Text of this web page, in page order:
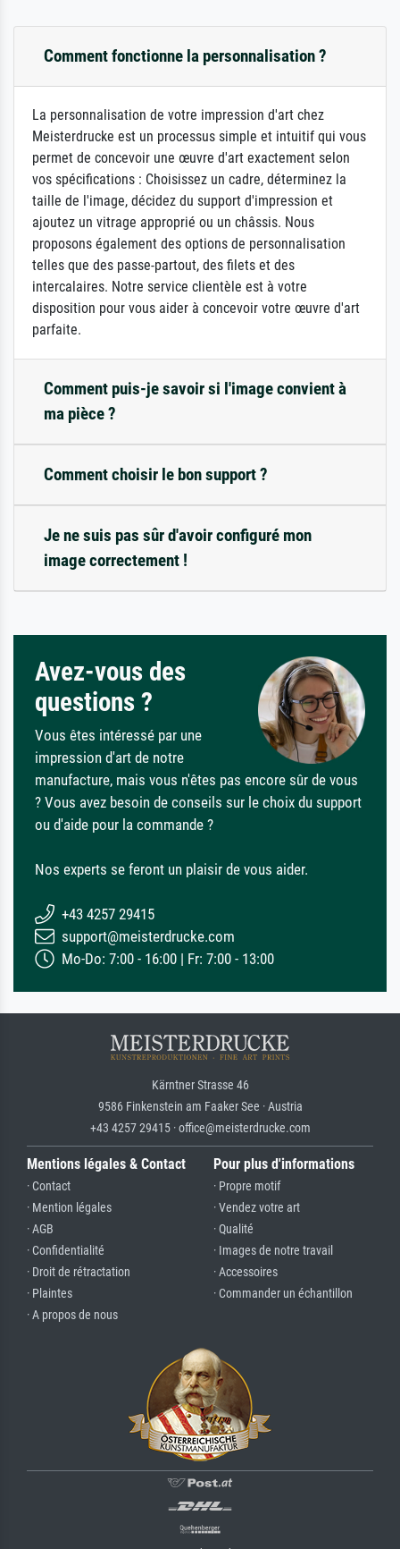
Comment fonctionne la personnalisation ?
La personnalisation de votre impression d'art chez
Meisterdrucke est un processus simple et intuitif qui vous
permet de concevoir une œuvre d'art exactement selon
vos spécifications : Choisissez un cadre, déterminez la
taille de l'image, décidez du support d'impression et
ajoutez un vitrage approprié ou un châssis. Nous
proposons également des options de personnalisation
telles que des passe-partout, des filets et des
intercalaires. Notre service clientèle est à votre
disposition pour vous aider à concevoir votre œuvre d'art
parfaite.
Comment puis-je savoir si l'image convient à
ma pièce ?
Comment choisir le bon support ?
Je ne suis pas sûr d'avoir configuré mon
image correctement !
Avez-vous des
questions ?
Vous êtes intéressé par une
impression d'art de notre
manufacture, mais vous n'êtes pas encore sûr de vous
? Vous avez besoin de conseils sur le choix du support
ou d'aide pour la commande ?
Nos experts se feront un plaisir de vous aider.
+43 4257 29415
support@meisterdrucke.com
Mo-Do: 7:00 - 16:00 | Fr: 7:00 - 13:00
Kärntner Strasse 46
9586 Finkenstein am Faaker See · Austria
+43 4257 29415 · office@meisterdrucke.com
Mentions légales & Contact
· Contact
· Mention légales
· AGB
· Confidentialité
· Droit de rétractation
· Plaintes
· A propos de nous
Pour plus d'informations
· Propre motif
· Vendez votre art
· Qualité
· Images de notre travail
· Accessoires
· Commander un échantillon